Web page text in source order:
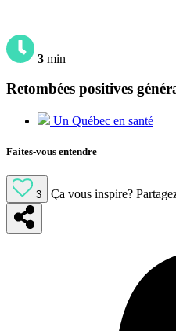
3 min
Retombées positives
Un Québec en santé
Faites-vous entendre
3 Ça vous inspire?